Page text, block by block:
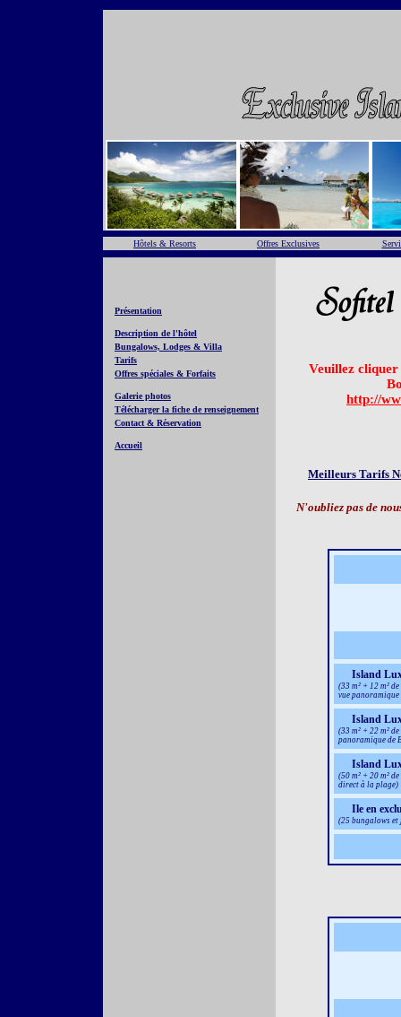
Hôtels & Resorts Offres Exclusives
Présentation
Description de l'hôtel
Bungalows, Lodges & Villa
Tarifs
Offres spéciales & Forfaits
Galerie photos
Télécharger la fiche de renseignement
Contact & Réservation
Accueil
Veuillez
http://
Meilleurs Tarifs
N'oubliez pas de
Island
(33 m² + 12 m²
vue
Island
(33 m² + 22 m²
panoramique de
Island
(50 m² + 20 m²
direct à la plage)
Ile en
(25 bungalows